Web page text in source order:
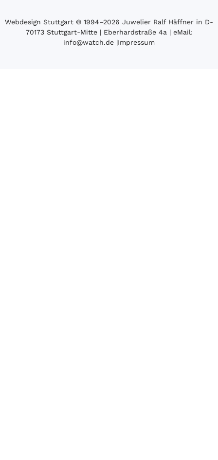
Webdesign Stuttgart © 1994­–2026 Juwelier Ralf Häffner in D-
70173 Stuttgart-Mitte | Eberhardstraße 4a | eMail:
info@watch.de |Impressum